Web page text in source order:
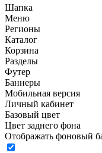
Шапка
Меню
Регионы
Каталог
Корзина
Разделы
Футер
Баннеры
Мобильная версия
Личный кабинет
Базовый цвет
Цвет заднего фона
Отображать фоновый